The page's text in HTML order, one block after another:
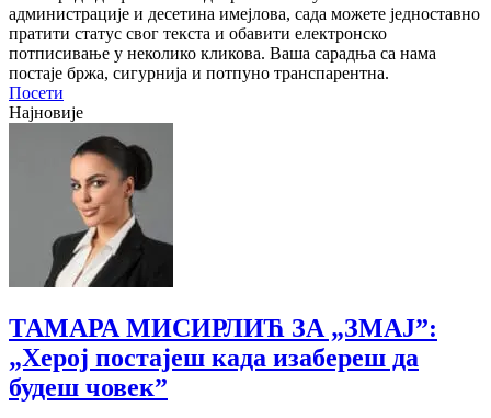
администрације и десетина имејлова, сада можете једноставно
пратити статус свог текста и обавити електронско
потписивање у неколико кликова. Ваша сарадња са нама
постаје бржа, сигурнија и потпуно транспарентна.
Посети
Најновије
ТАМАРА МИСИРЛИЋ ЗА „ЗМАЈ”:
„Херој постајеш када изабереш да
будеш човек”